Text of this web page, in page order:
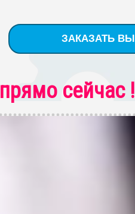
прямо сейчас !